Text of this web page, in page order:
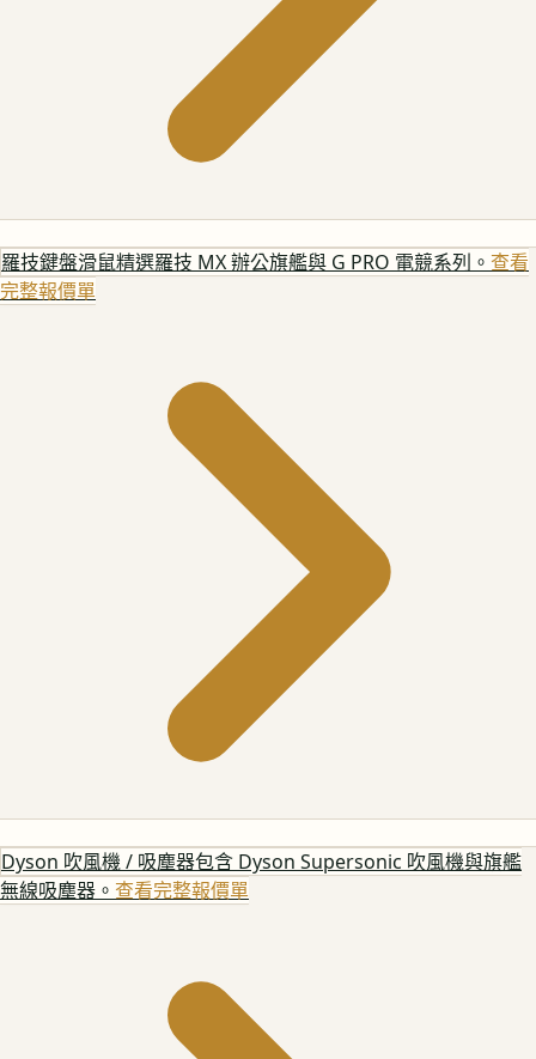
羅技鍵盤滑鼠精選羅技 MX 辦公旗艦與 G PRO 電競系列。 查看
完整報價單
Dyson 吹風機 / 吸塵器包含 Dyson Supersonic 吹風機與旗艦
無線吸塵器。 查看完整報價單